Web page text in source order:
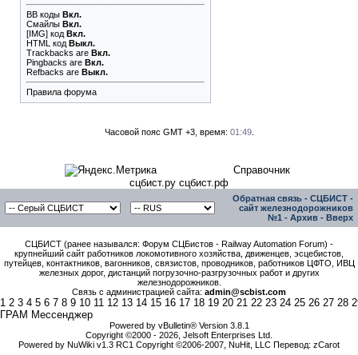
BB коды Вкл.
Смайлы Вкл.
[IMG] код Вкл.
HTML код Выкл.
Trackbacks are Вкл.
Pingbacks are Вкл.
Refbacks are Выкл.
Правила форума
Часовой пояс GMT +3, время: 01:49.
Справочник
сцбист.ру сцбист.рф
Обратная связь - СЦБИСТ -
сайт железнодорожников
№1 - Архив - Вверх
СЦБИСТ (ранее назывался: Форум СЦБистов - Railway Automation Forum) -
крупнейший сайт работников локомотивного хозяйства, движенцев, эсцебистов,
путейцев, контактников, вагонников, связистов, проводников, работников ЦФТО, ИВЦ
железных дорог, дистанций погрузочно-разгрузочных работ и других
железнодорожников.
Связь с администрацией сайта: admin@scbist.com
1 2 3 4 5 6 7 8 9 10 11 12 13 14 15 16 17 18 19 20 21 22 23 24 25 26 27 28
ГРАМ Мессенджер
Powered by vBulletin® Version 3.8.1
Copyright ©2000 - 2026, Jelsoft Enterprises Ltd.
Powered by NuWiki v1.3 RC1 Copyright ©2006-2007, NuHit, LLC Перевод: zCarot